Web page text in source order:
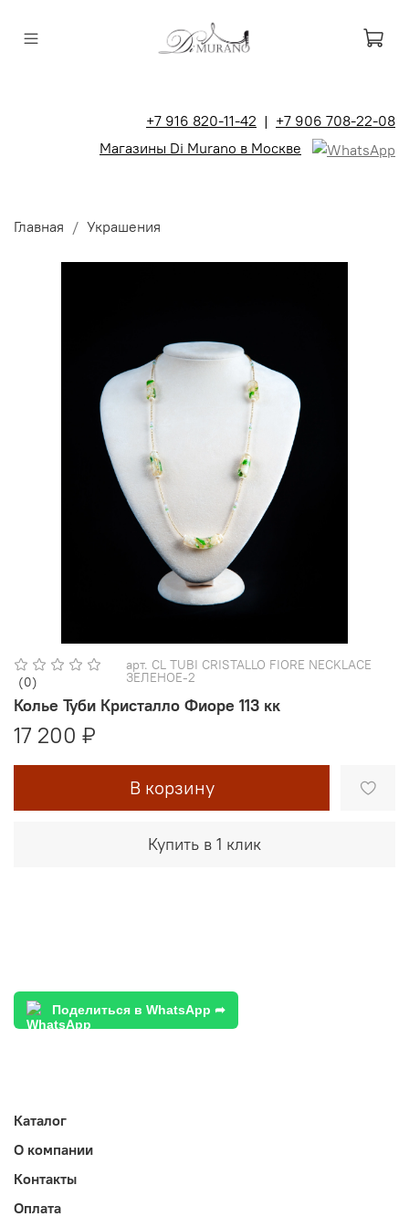
+7 916 820-11-42 | +7 906 708-22-08
Магазины Di Murano в Москве
Главная Украшения
(0)
арт. CL TUBI CRISTALLO FIORE NECKLACE
ЗЕЛЕНОЕ-2
Колье Туби Кристалло Фиоре 113 кк
17 200 ₽
В корзину
Купить в 1 клик
Поделиться в WhatsApp ➦
Каталог
О компании
Контакты
Оплата